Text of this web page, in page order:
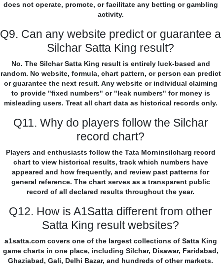
does not operate, promote, or facilitate any betting or gambling
activity.
Q9. Can any website predict or guarantee a
Silchar Satta King result?
No. The Silchar Satta King result is entirely luck-based and
random. No website, formula, chart pattern, or person can predict
or guarantee the next result. Any website or individual claiming
to provide "fixed numbers" or "leak numbers" for money is
misleading users. Treat all chart data as historical records only.
Q11. Why do players follow the Silchar
record chart?
Players and enthusiasts follow the Tata Morninsilcharg record
chart to view historical results, track which numbers have
appeared and how frequently, and review past patterns for
general reference. The chart serves as a transparent public
record of all declared results throughout the year.
Q12. How is A1Satta different from other
Satta King result websites?
a1satta.com covers one of the largest collections of Satta King
game charts in one place, including Silchar, Disawar, Faridabad,
Ghaziabad, Gali, Delhi Bazar, and hundreds of other markets.